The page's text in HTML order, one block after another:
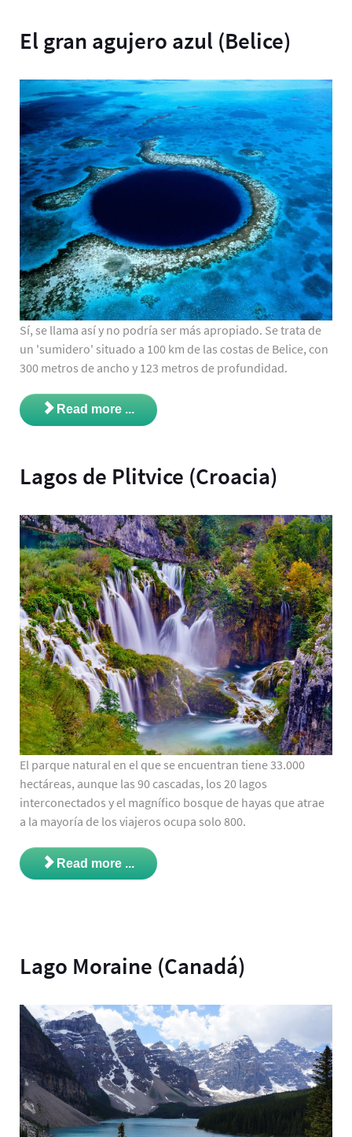
El gran agujero azul (Belice)
Sí, se llama así y no podría ser más apropiado. Se trata de
un 'sumidero' situado a 100 km de las costas de Belice, con
300 metros de ancho y 123 metros de profundidad.
Read more ...
Lagos de Plitvice (Croacia)
El parque natural en el que se encuentran tiene 33.000
hectáreas, aunque las 90 cascadas, los 20 lagos
interconectados y el magnífico bosque de hayas que atrae
a la mayoría de los viajeros ocupa solo 800.
Read more ...
Lago Moraine (Canadá)